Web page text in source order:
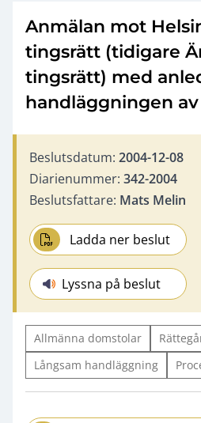
Anmälan mot
tingsrätt (tidigare
tingsrätt) med
handläggningen av
Beslutsdatum: 2004-12-08
Diarienummer: 342-2004
Beslutsfattare: Mats Melin
Ladda ner beslut
Lyssna på beslut
Allmänna domstolar
Långsam handläggning